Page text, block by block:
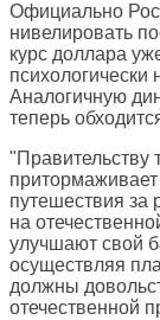
Официально
нивелировать
курс доллара
психологически
Аналогичную
теперь
"Правительству
путешествия за
на
улучшают свой
осуществляя
должны
отечественной